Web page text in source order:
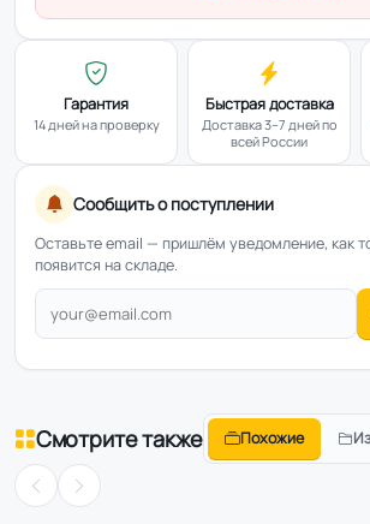
Гарантия
14 дней на проверку
Быстрая доставка
Доставка 3–7 дней по
всей России
Сообщить о поступлении
Оставьте email — пришлём уведомление, как
появится на складе.
Смотрите также Похожие